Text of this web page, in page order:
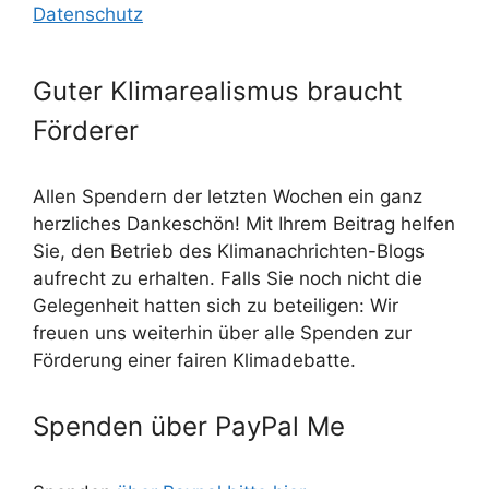
Datenschutz
Guter Klimarealismus braucht
Förderer
Allen Spendern der letzten Wochen ein ganz
herzliches Dankeschön! Mit Ihrem Beitrag helfen
Sie, den Betrieb des Klimanachrichten-Blogs
aufrecht zu erhalten. Falls Sie noch nicht die
Gelegenheit hatten sich zu beteiligen: Wir
freuen uns weiterhin über alle Spenden zur
Förderung einer fairen Klimadebatte.
Spenden über PayPal Me